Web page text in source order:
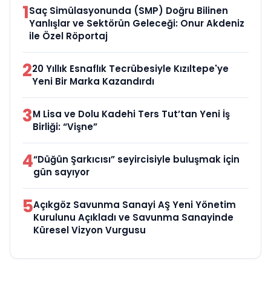
1Saç Simülasyonunda (SMP) Doğru Bilinen
Yanlışlar ve Sektörün Geleceği: Onur Akdeniz
ile Özel Röportaj
220 Yıllık Esnaflık Tecrübesiyle Kızıltepe'ye
Yeni Bir Marka Kazandırdı
3M Lisa ve Dolu Kadehi Ters Tut’tan Yeni İş
Birliği: “Vişne”
4“Düğün Şarkıcısı” seyircisiyle buluşmak için
gün sayıyor
5Açıkgöz Savunma Sanayi AŞ Yeni Yönetim
Kurulunu Açıkladı ve Savunma Sanayinde
Küresel Vizyon Vurgusu